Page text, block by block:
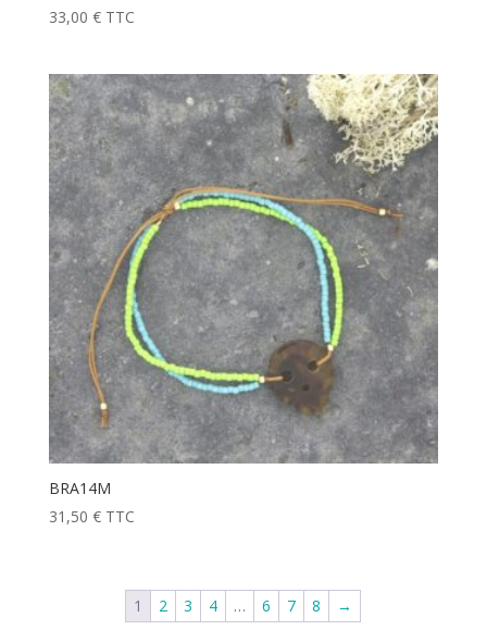
33,00 € TTC
BRA14M
31,50 € TTC
1 2 3 4 … 6 7 8 →